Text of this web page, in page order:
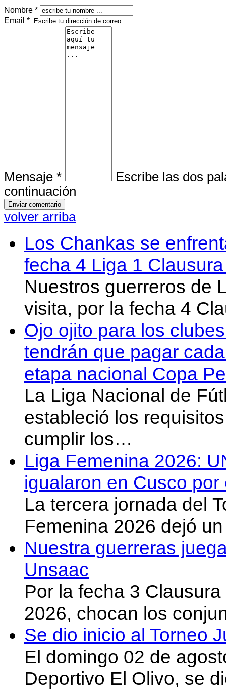
Nombre *
Email *
Mensaje *
Escribe las dos
continuación
volver arriba
Los Chankas se
fecha 4 Liga 1
Nuestros guerreros de
visita, por la fecha 4
Ojo ojito para los
tendrán que pagar
etapa nacional Copa
La Liga Nacional de
estableció los
cumplir los…
Liga Femenina 2026:
igualaron en Cusco
La tercera jornada del
Femenina 2026 dejó
Nuestra guerreras
Unsaac
Por la fecha 3
2026, chocan los
Se dio inicio al Torneo
El domingo 02 de
Deportivo El Olivo, se